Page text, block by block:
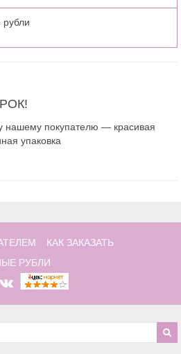
нашему покупателю — красивая
упаковка
КАК ЗАКАЗАТЬ
РУБЛИ